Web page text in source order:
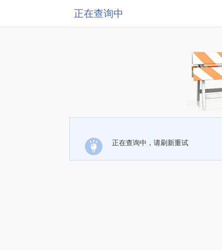
正在查询中
正在查询中，请刷新重试